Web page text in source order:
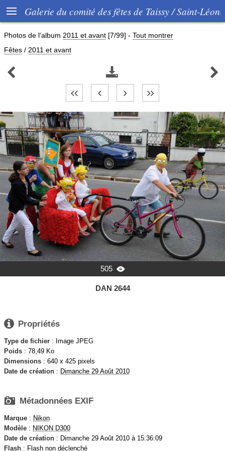
 Galerie du comité des fêtes de Taissy / Saint-
Photos de l'album 2011 et avant [7/99] - Tout montrer
Fêtes / 2011 et avant
  
505 
DAN 2644
 Propriétés
Type de fichier : Image JPEG
Poids : 78,49 Ko
Dimensions : 640 x 425 pixels
Date de création : Dimanche 29 Août 2010
 Métadonnées EXIF
Marque : Nikon
Modèle : NIKON D300
Date de création : Dimanche 29 Août 2010 à 15:36:09
Flash : Flash non déclenché